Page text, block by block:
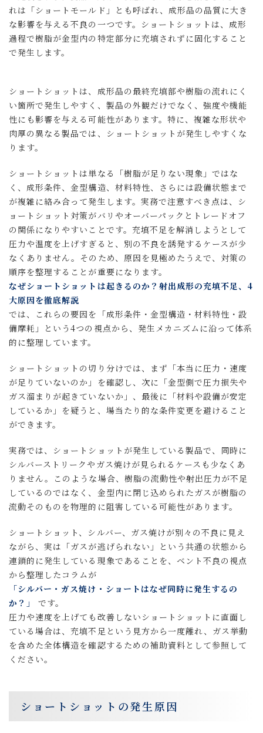
れは「ショートモールド」とも呼ばれ、成形品の品質に大き
な影響を与える不良の一つです。ショートショットは、成形
過程で樹脂が金型内の特定部分に充填されずに固化すること
で発生します。
ショートショットは、成形品の最終充填部や樹脂の流れにく
い箇所で発生しやすく、製品の外観だけでなく、強度や機能
性にも影響を与える可能性があります。特に、複雑な形状や
肉厚の異なる製品では、ショートショットが発生しやすくな
ります。
ショートショットは単なる「樹脂が足りない現象」ではな
く、成形条件、金型構造、材料特性、さらには設備状態まで
が複雑に絡み合って発生します。実務で注意すべき点は、シ
ョートショット対策がバリやオーバーパックとトレードオフ
の関係になりやすいことです。充填不足を解消しようとして
圧力や温度を上げすぎると、別の不良を誘発するケースが少
なくありません。そのため、原因を見極めたうえで、対策の
順序を整理することが重要になります。
なぜショートショットは起きるのか？射出成形の充填不足、4
大原因を徹底解説
では、これらの要因を「成形条件・金型構造・材料特性・設
備摩耗」という4つの視点から、発生メカニズムに沿って体系
的に整理しています。
ショートショットの切り分けでは、まず「本当に圧力・速度
が足りていないのか」を確認し、次に「金型側で圧力損失や
ガス溜まりが起きていないか」、最後に「材料や設備が安定
しているか」を疑うと、場当たり的な条件変更を避けること
ができます。
実務では、ショートショットが発生している製品で、同時に
シルバーストリークやガス焼けが見られるケースも少なくあ
りません。このような場合、樹脂の流動性や射出圧力が不足
しているのではなく、金型内に閉じ込められたガスが樹脂の
流動そのものを物理的に阻害している可能性があります。
ショートショット、シルバー、ガス焼けが別々の不良に見え
ながら、実は「ガスが逃げられない」という共通の状態から
連鎖的に発生している現象であることを、ベント不良の視点
から整理したコラムが
「シルバー・ガス焼け・ショートはなぜ同時に発生するの
か？」
です。
圧力や速度を上げても改善しないショートショットに直面し
ている場合は、充填不足という見方から一度離れ、ガス挙動
を含めた全体構造を確認するための補助資料として参照して
ください。
ショートショットの発生原因